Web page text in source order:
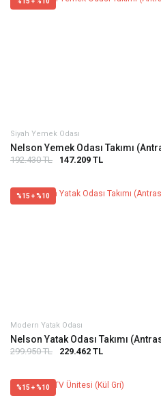
Siyah Yemek Odası
Nelson Yemek Odası Takımı
192.430 TL 147.209 TL
%15 + %10
Modern Yatak Odası
Nelson Yatak Odası Takımı
299.950 TL 229.462 TL
%15 + %10